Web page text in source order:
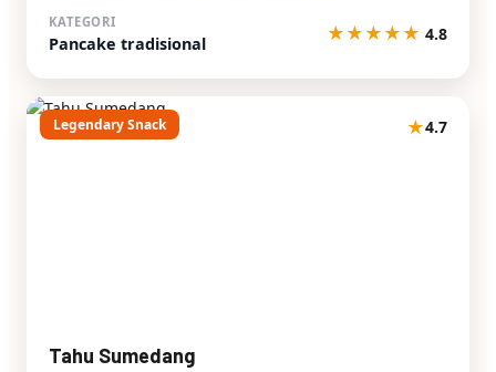
KATEGORI
Pancake tradisional ★★★★★ 4.8
Legendary Snack ★4.7
Tahu Sumedang